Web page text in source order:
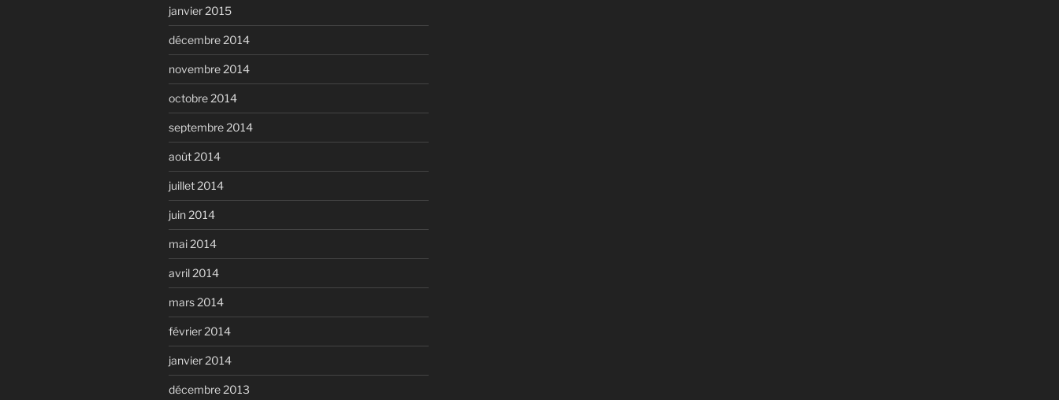
janvier 2015
décembre 2014
novembre 2014
octobre 2014
septembre 2014
août 2014
juillet 2014
juin 2014
mai 2014
avril 2014
mars 2014
février 2014
janvier 2014
décembre 2013